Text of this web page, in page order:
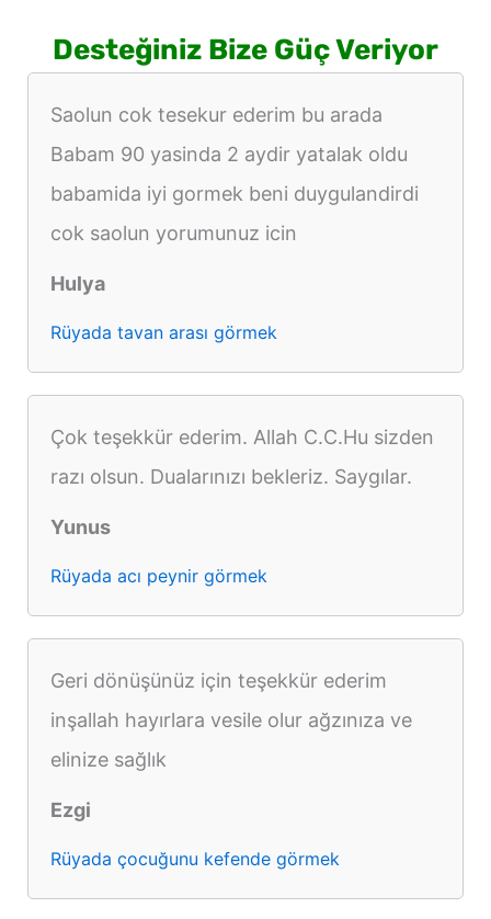
Desteğiniz Bize Güç Veriyor
Saolun cok tesekur ederim bu arada
Babam 90 yasinda 2 aydir yatalak oldu
babamida iyi gormek beni duygulandirdi
cok saolun yorumunuz icin
Hulya
Rüyada tavan arası görmek
Çok teşekkür ederim. Allah C.C.Hu sizden
razı olsun. Dualarınızı bekleriz. Saygılar.
Yunus
Rüyada acı peynir görmek
Geri dönüşünüz için teşekkür ederim
inşallah hayırlara vesile olur ağzınıza ve
elinize sağlık
Ezgi
Rüyada çocuğunu kefende görmek